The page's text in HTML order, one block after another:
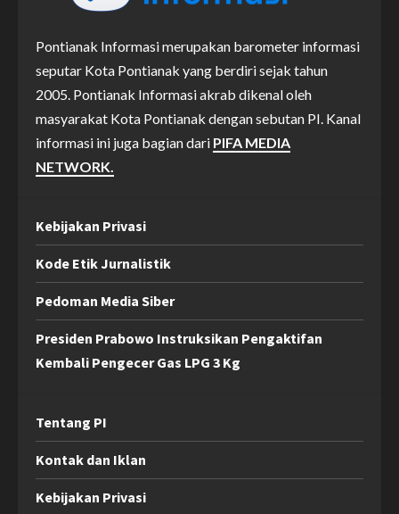
Pontianak Informasi merupakan barometer informasi
seputar Kota Pontianak yang berdiri sejak tahun
2005. Pontianak Informasi akrab dikenal oleh
masyarakat Kota Pontianak dengan sebutan PI. Kanal
informasi ini juga bagian dari PIFA MEDIA
NETWORK.
Kebijakan Privasi
Kode Etik Jurnalistik
Pedoman Media Siber
Presiden Prabowo Instruksikan Pengaktifan
Kembali Pengecer Gas LPG 3 Kg
Tentang PI
Kontak dan Iklan
Kebijakan Privasi